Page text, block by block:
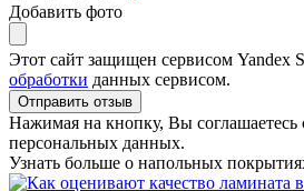
Добавить фото
Этот сайт защищен сервисом Yandex
обработки данных сервисом.
Отправить отзыв
Нажимая на кнопку, Вы соглашаетесь
персональных данных.
Узнать больше о напольных